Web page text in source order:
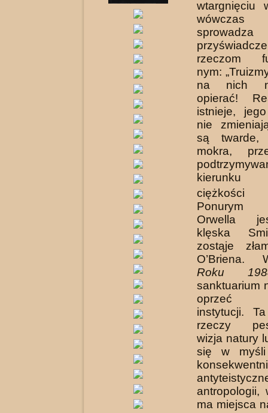
wtargnięciu
rzeczom
nym:
na nich
opierać!
istnieje,
nie
są twarde,
mokra,
Ponurym
Orwella
klęska
zostąje
O’Briena.
Roku
sanktuarium
oprzeć
instytucji.
rzeczy
wizja natury
się w
antropologii,
ma miejsca